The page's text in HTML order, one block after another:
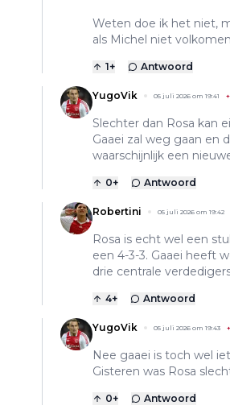
Weten doe ik het niet,
als Michel niet
1+ Antwoord
YugoVik 05 juli 2026 om 19:41 +
Slechter dan Rosa kan
Gaaei zal weg gaan en
waarschijnlijk een
0+ Antwoord
Robertini 05 juli 2026 om 19:42
Rosa is echt wel een
een 4-3-3. Gaaei heeft
drie centrale
4+ Antwoord
YugoVik 05 juli 2026 om 19:43 +
Nee gaaei is toch wel
Gisteren was Rosa
0+ Antwoord